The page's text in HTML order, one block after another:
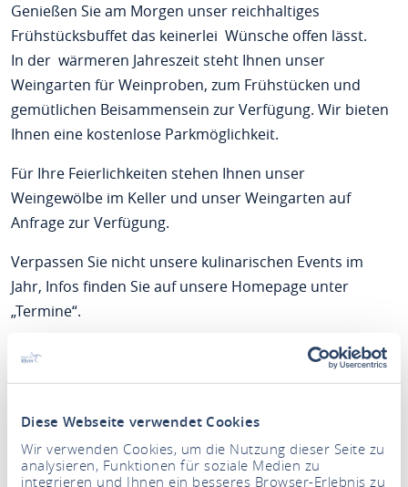
Diese Webseite verwendet Cookies
Wir verwenden Cookies, um die Nutzung dieser Seite zu
analysieren, Funktionen für soziale Medien zu
integrieren und Ihnen ein besseres Browser-Erlebnis zu
Genießen Sie am Morgen unser reichhaltiges
Frühstücksbuffet das keinerlei Wünsche offen lässt.
In der wärmeren Jahreszeit steht Ihnen unser
Weingarten für Weinproben, zum Frühstücken und
gemütlichen Beisammensein zur Verfügung. Wir bieten
Ihnen eine kostenlose Parkmöglichkeit.
Für Ihre Feierlichkeiten stehen Ihnen unser
Weingewölbe im Keller und unser Weingarten auf
Anfrage zur Verfügung.
Verpassen Sie nicht unsere kulinarischen Events im
Jahr, Infos finden Sie auf unsere Homepage unter
„Termine“.
Ihre Winzerfamilie und das gesamte Team freuen sich
persönliche Weinprobe bei uns.